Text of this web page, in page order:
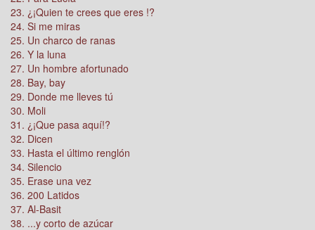
23. ¿¡Quien te crees que eres !?
24. Si me miras
25. Un charco de ranas
26. Y la luna
27. Un hombre afortunado
28. Bay, bay
29. Donde me lleves tú
30. Moli
31. ¿¡Que pasa aquí!?
32. Dicen
33. Hasta el último renglón
34. Silencio
35. Erase una vez
36. 200 Latidos
37. Al-Basit
38. ...y corto de azúcar